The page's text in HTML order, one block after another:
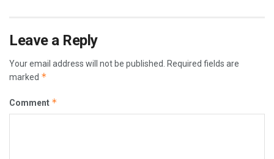
Leave a Reply
Your email address will not be published.
Required fields are
marked *
Comment *